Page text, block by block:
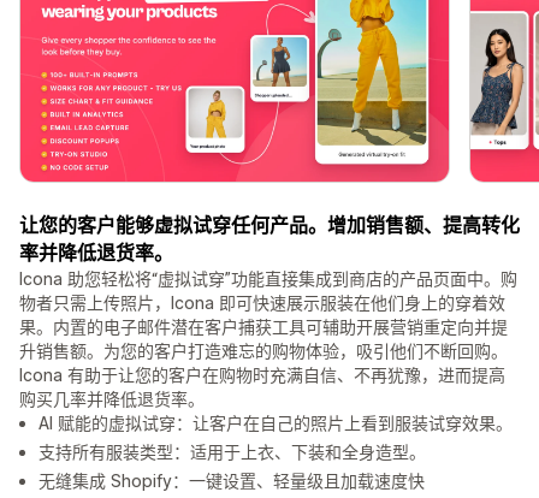
让您的客户能够虚拟试穿任何产品。增加销售额、提高转化
率并降低退货率。
Icona 助您轻松将“虚拟试穿”功能直接集成到商店的产品页面中。购
物者只需上传照片，Icona 即可快速展示服装在他们身上的穿着效
果。内置的电子邮件潜在客户捕获工具可辅助开展营销重定向并提
升销售额。为您的客户打造难忘的购物体验，吸引他们不断回购。
Icona 有助于让您的客户在购物时充满自信、不再犹豫，进而提高
购买几率并降低退货率。
AI 赋能的虚拟试穿：让客户在自己的照片上看到服装试穿效果。
支持所有服装类型：适用于上衣、下装和全身造型。
无缝集成 Shopify：一键设置、轻量级且加载速度快